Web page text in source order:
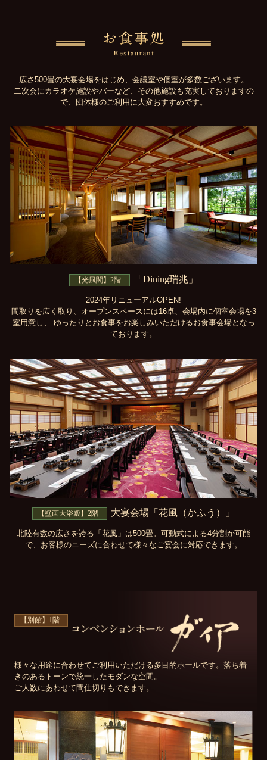
広さ500畳の大宴会場をはじめ、会議室や個室が多数ございます。
二次会にカラオケ施設やバーなど、その他施設も充実しておりますの
で、団体様のご利用に大変おすすめです。
【光風閣】2階 「Dining瑞兆」
2024年リニューアルOPEN!
間取りを広く取り、オープンスペースには16卓、会場内に個室会場を3
室用意し、
ゆったりとお食事をお楽しみいただけるお食事会場となっ
ております。
【壁画大浴殿】2階 大宴会場「花風（かふう）」
北陸有数の広さを誇る「花風」は500畳。可動式による4分割が可能
で、お客様のニーズに合わせて様々なご宴会に対応できます。
【別館】1階
様々な用途に合わせてご利用いただける多目的ホールです。落ち着
きのあるトーンで統一したモダンな空間。
ご人数にあわせて間仕切りもできます。